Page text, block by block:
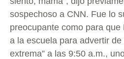
sospechoso a CNN. Fue lo
preocupante como para
a la escuela para advertir de
extrema” a las 9:50 a.m.,